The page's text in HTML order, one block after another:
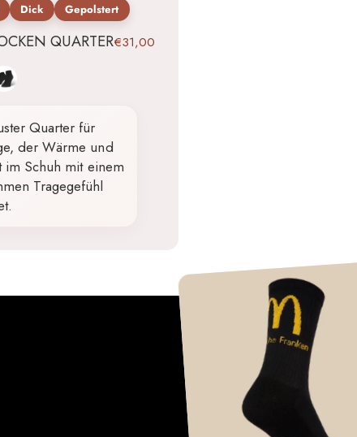
Dick Gepolstert
QUARTER€31,00
Quarter für
der Wärme und
im Schuh mit einem
Tragegefühl